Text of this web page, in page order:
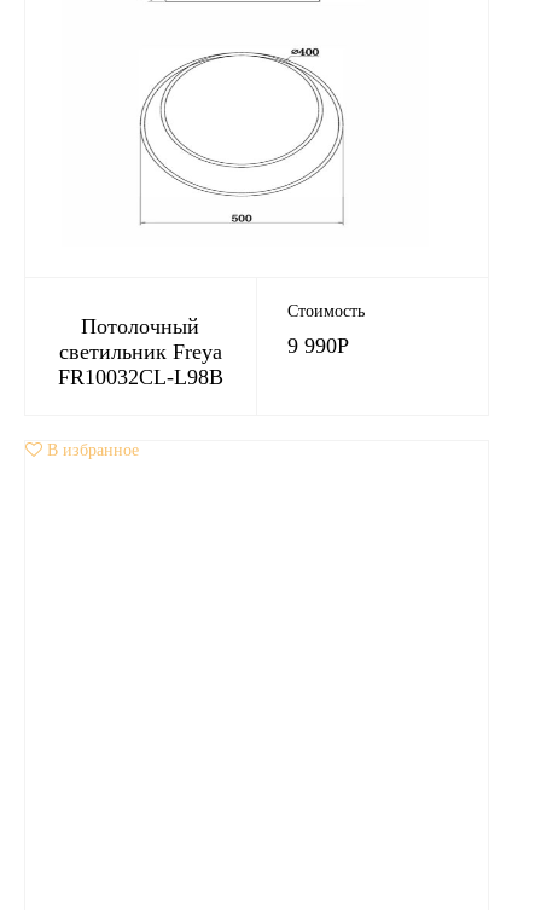
Потолочный
светильник Freya
FR10032CL-L98B
Стоимость
9 990Р
В избранное